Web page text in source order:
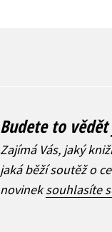
Budete to
Zajímá Vás, jaký
jaká běží soutěž o
novineksouhlasíte